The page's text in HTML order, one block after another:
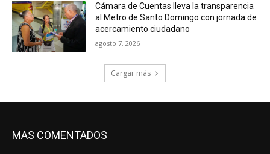
Cámara de Cuentas lleva la transparencia
al Metro de Santo Domingo con jornada de
acercamiento ciudadano
agosto 7, 2026
Cargar más
MAS COMENTADOS